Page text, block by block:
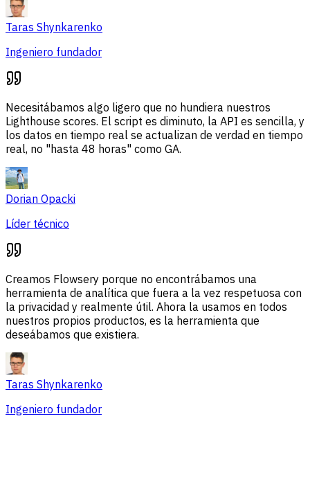
Taras Shynkarenko
Ingeniero fundador
Necesitábamos algo ligero que no hundiera nuestros
Lighthouse scores. El script es diminuto, la API es sencilla, y
los datos en tiempo real se actualizan de verdad en tiempo
real, no "hasta 48 horas" como GA.
Dorian Opacki
Líder técnico
Creamos Flowsery porque no encontrábamos una
herramienta de analítica que fuera a la vez respetuosa con
la privacidad y realmente útil. Ahora la usamos en todos
nuestros propios productos, es la herramienta que
deseábamos que existiera.
Taras Shynkarenko
Ingeniero fundador
Resumen Problemas de sesión